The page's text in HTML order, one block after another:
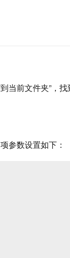
前文件夹”，找
参数设置如下：